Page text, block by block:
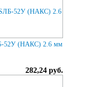
52У (НАКС) 2.6 мм
282,24 руб.